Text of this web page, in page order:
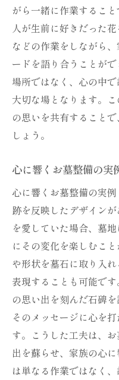
がら一緒に作業するこ
人が生前に好きだった
などの作業をしながら
ードを語り合うことが
場所ではなく、心の中
大切な場となります。
の思いを共有すること
しょう。
心に響くお墓整備の実
心に響くお墓整備の実
跡を反映したデザイン
を愛していた場合、墓
にその変化を楽しむこ
や形状を墓石に取り入
表現することも可能で
の思い出を刻んだ石碑
そのメッセージに心を
す。こうした工夫は、
出を蘇らせ、家族の心
は単なる作業ではなく